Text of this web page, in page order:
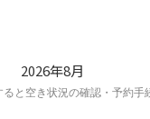
2026年8月
と空き状況の確認・予約手